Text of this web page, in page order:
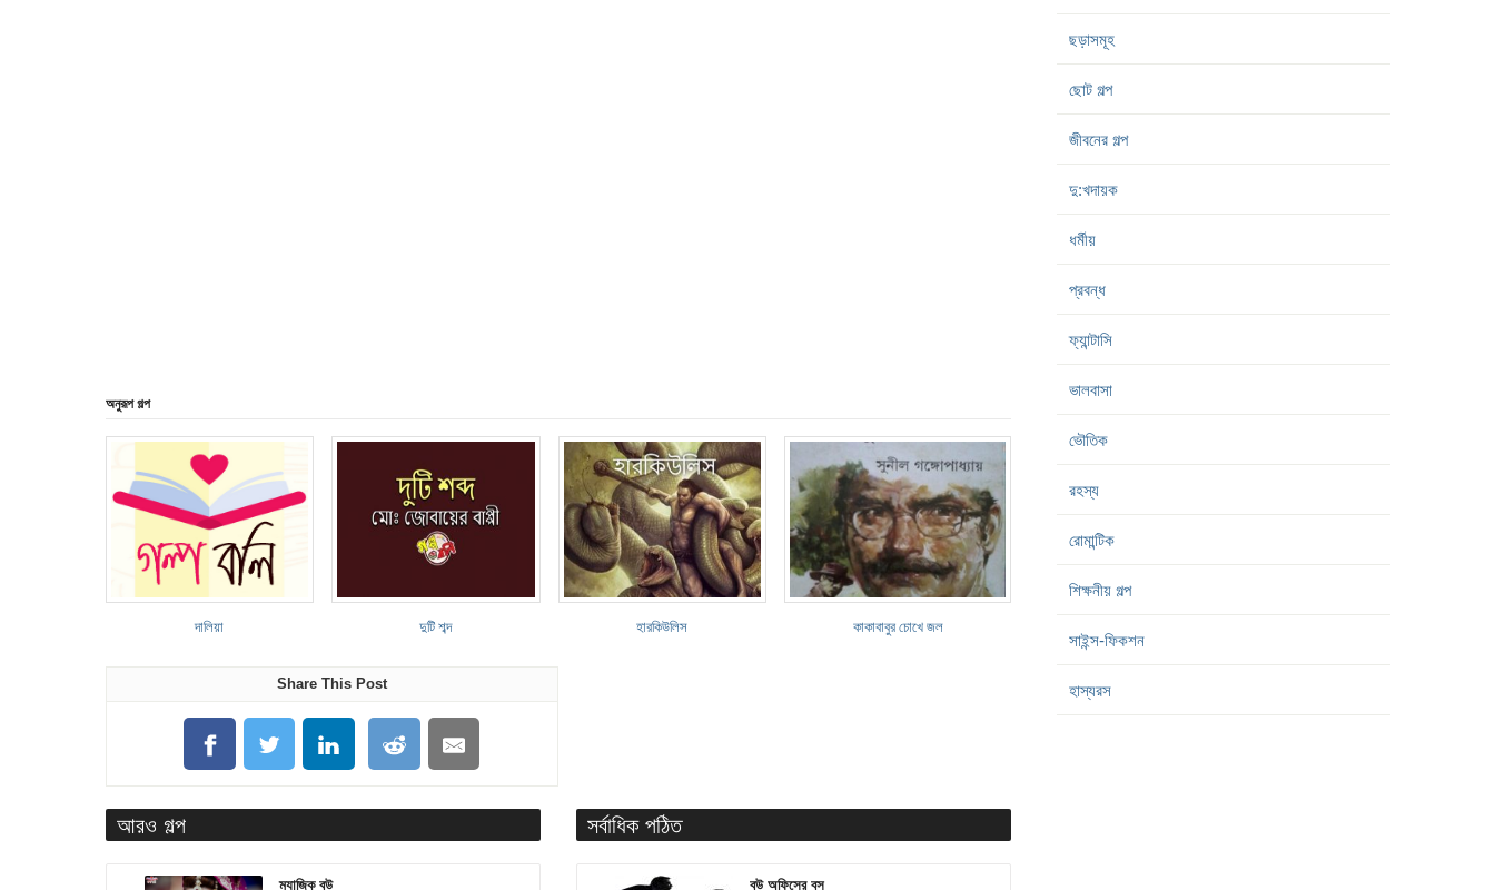
অনুরূপ গল্প
দালিয়া দুটি শব্দ হারকিউলিস কাকাবাবুর চোখে জল
Share This Post
আরও গল্প
ম্যাজিক বউ
সর্বাধিক পঠিত
বউ অফিসের বস
ছড়াসমূহ
ছোট গল্প
জীবনের গল্প
দু:খদায়ক
ধর্মীয়
প্রবন্ধ
ফ্যান্টাসি
ভালবাসা
ভৌতিক
রহস্য
রোমান্টিক
শিক্ষনীয় গল্প
সাইন্স-ফিকশন
হাস্যরস